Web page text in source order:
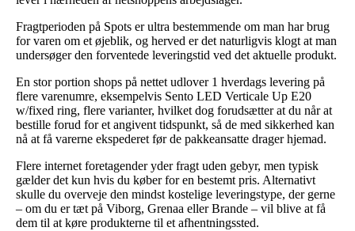
Fragtperioden på Spots er ultra bestemmende om man har brug
for varen om et øjeblik, og herved er det naturligvis klogt at man
undersøger den forventede leveringstid ved det aktuelle produkt.
En stor portion shops på nettet udlover 1 hverdags levering på
flere varenumre, eksempelvis Sento LED Verticale Up E20
w/fixed ring, flere varianter, hvilket dog forudsætter at du når at
bestille forud for et angivent tidspunkt, så de med sikkerhed kan
nå at få varerne ekspederet før de pakkeansatte drager hjemad.
Flere internet foretagender yder fragt uden gebyr, men typisk
gælder det kun hvis du køber for en bestemt pris. Alternativt
skulle du overveje den mindst kostelige leveringstype, der gerne
– om du er tæt på Viborg, Grenaa eller Brande – vil blive at få
dem til at køre produkterne til et afhentningssted.